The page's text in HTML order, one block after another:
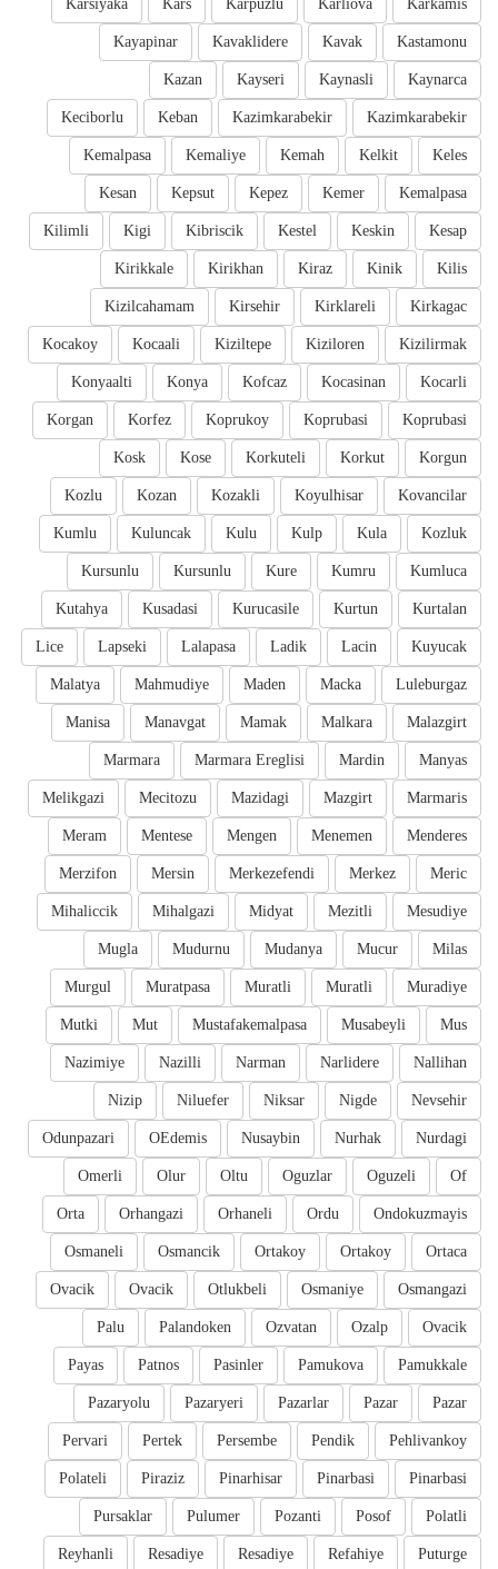
Karkamis
Karliova
Karpuzlu
Kars
Karsiyaka
Kastamonu
Kavak
Kavaklidere
Kayapinar
Kaynarca
Kaynasli
Kayseri
Kazan
Kazimkarabekir
Kazimkarabekir
Keban
Keciborlu
Keles
Kelkit
Kemah
Kemaliye
Kemalpasa
Kemalpasa
Kemer
Kepez
Kepsut
Kesan
Kesap
Keskin
Kestel
Kibriscik
Kigi
Kilimli
Kilis
Kinik
Kiraz
Kirikhan
Kirikkale
Kirkagac
Kirklareli
Kirsehir
Kizilcahamam
Kizilirmak
Kiziloren
Kiziltepe
Kocaali
Kocakoy
Kocarli
Kocasinan
Kofcaz
Konya
Konyaalti
Koprubasi
Koprubasi
Koprukoy
Korfez
Korgan
Korgun
Korkut
Korkuteli
Kose
Kosk
Kovancilar
Koyulhisar
Kozakli
Kozan
Kozlu
Kozluk
Kula
Kulp
Kulu
Kuluncak
Kumlu
Kumluca
Kumru
Kure
Kursunlu
Kursunlu
Kurtalan
Kurtun
Kurucasile
Kusadasi
Kutahya
Kuyucak
Lacin
Ladik
Lalapasa
Lapseki
Lice
Luleburgaz
Macka
Maden
Mahmudiye
Malatya
Malazgirt
Malkara
Mamak
Manavgat
Manisa
Manyas
Mardin
Marmara Ereglisi
Marmara
Marmaris
Mazgirt
Mazidagi
Mecitozu
Melikgazi
Menderes
Menemen
Mengen
Mentese
Meram
Meric
Merkez
Merkezefendi
Mersin
Merzifon
Mesudiye
Mezitli
Midyat
Mihalgazi
Mihaliccik
Milas
Mucur
Mudanya
Mudurnu
Mugla
Muradiye
Muratli
Muratli
Muratpasa
Murgul
Mus
Musabeyli
Mustafakemalpasa
Mut
Mutki
Nallihan
Narlidere
Narman
Nazilli
Nazimiye
Nevsehir
Nigde
Niksar
Niluefer
Nizip
Nurdagi
Nurhak
Nusaybin
OEdemis
Odunpazari
Of
Oguzeli
Oguzlar
Oltu
Olur
Omerli
Ondokuzmayis
Ordu
Orhaneli
Orhangazi
Orta
Ortaca
Ortakoy
Ortakoy
Osmancik
Osmaneli
Osmangazi
Osmaniye
Otlukbeli
Ovacik
Ovacik
Ovacik
Ozalp
Ozvatan
Palandoken
Palu
Pamukkale
Pamukova
Pasinler
Patnos
Payas
Pazar
Pazar
Pazarlar
Pazaryeri
Pazaryolu
Pehlivankoy
Pendik
Persembe
Pertek
Pervari
Pinarbasi
Pinarbasi
Pinarhisar
Piraziz
Polateli
Polatli
Posof
Pozanti
Pulumer
Pursaklar
Puturge
Refahiye
Resadiye
Resadiye
Reyhanli